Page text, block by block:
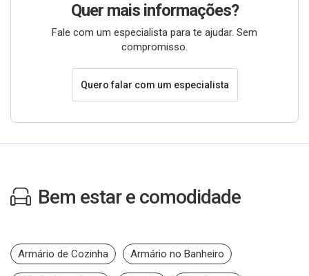
Quer mais informações?
Fale com um especialista para te ajudar. Sem
compromisso.
Quero falar com um especialista
Bem estar e comodidade
Armário de Cozinha Armário no Banheiro